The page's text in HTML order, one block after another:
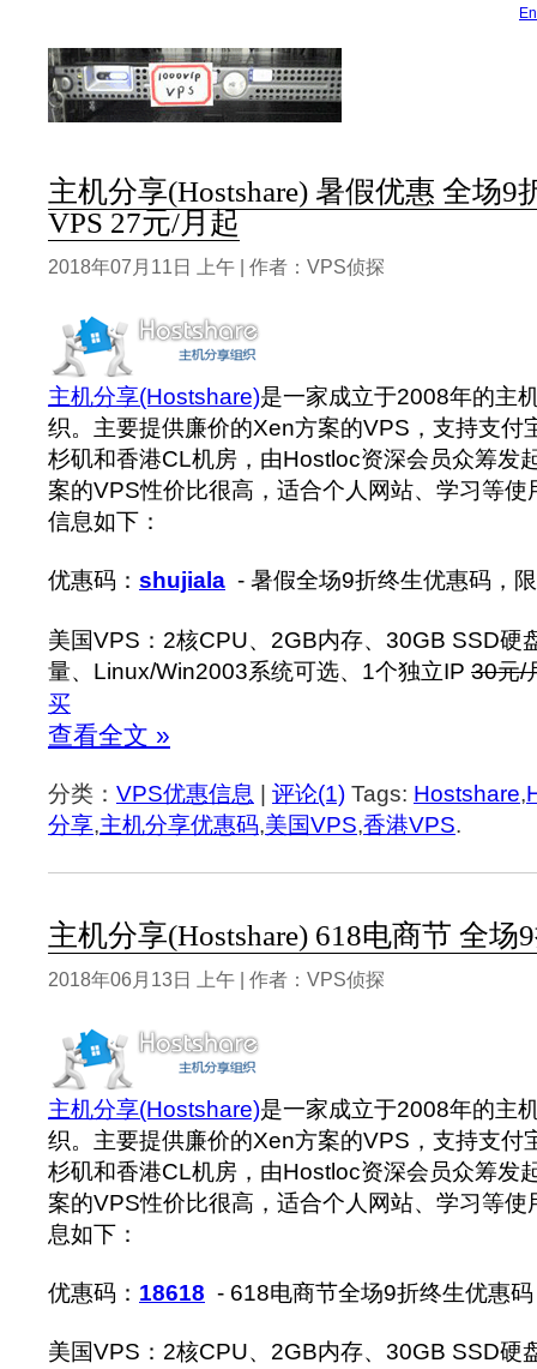
主机分享(Hostshare) 暑假优惠 全场9
VPS 27元/月起
2018年07月11日 上午 | 作者：VPS侦探
主机分享(Hostshare)是一家成立于2008年的主
织。主要提供廉价的Xen方案的VPS，支持支付
杉矶和香港CL机房，由Hostloc资深会员众筹发
案的VPS性价比很高，适合个人网站、学习等
信息如下：
优惠码： shujiala - 暑假全场9折终生优惠码，
美国VPS：2核CPU、2GB内存、30GB SSD硬
量、Linux/Win2003系统可选、1个独立IP 30元/
买
查看全文 »
分类： VPS优惠信息 评论(1) Tags: Hostshare,
分享,主机分享优惠码,美国VPS,香港VPS.
主机分享(Hostshare) 618电商节 全场
2018年06月13日 上午 | 作者：VPS侦探
主机分享(Hostshare)是一家成立于2008年的主
织。主要提供廉价的Xen方案的VPS，支持支付
杉矶和香港CL机房，由Hostloc资深会员众筹发
案的VPS性价比很高，适合个人网站、学习等
息如下：
优惠码： 18618 - 618电商节全场9折终生优惠
美国VPS：2核CPU、2GB内存、30GB SSD硬